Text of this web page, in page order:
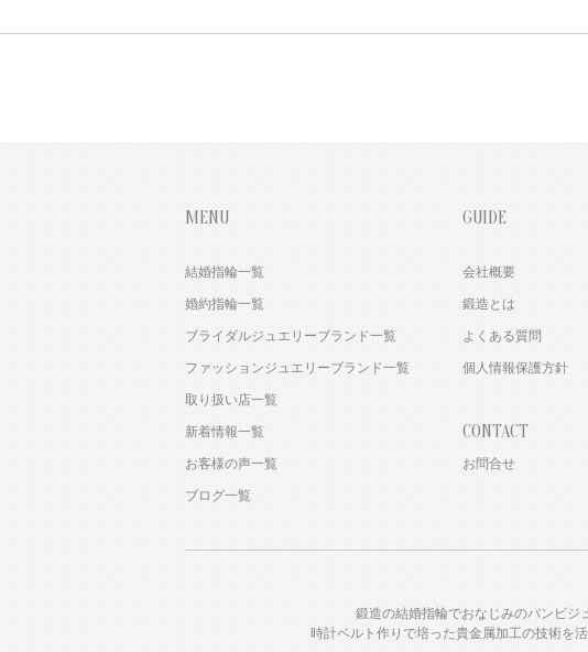
MENU
結婚指輪一覧
婚約指輪一覧
ブライダルジュエリーブランド一覧
ファッションジュエリーブランド一覧
取り扱い店一覧
新着情報一覧
お客様の声一覧
ブログ一覧
GUIDE
会社概要
鍛造とは
よくある質問
個人情報保護方針
CONTACT
お問合せ
鍛造の結婚指輪でおなじみのバンビジ
時計ベルト作りで培った貴金属加工の技術を